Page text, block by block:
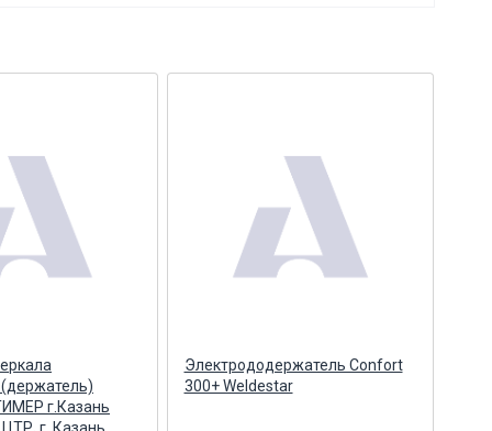
г.Казань
г. Казань
Электрододержатель Confort
300+ Weldestar